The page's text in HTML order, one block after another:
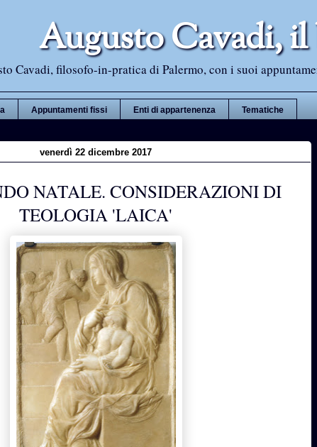
Augusto Cavadi,
Cavadi, filosofo-in-pratica di Palermo, con i suoi
Appuntamenti fissi Enti di appartenenza Tematiche
venerdì 22 dicembre 2017
NATALE. CONSIDERAZIONI DI
TEOLOGIA 'LAICA'